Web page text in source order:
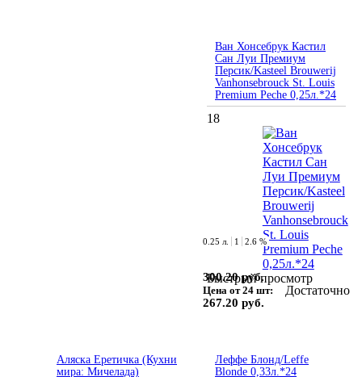
Ван Хонсебрук Кастил
Сан Луи Премиум
Персик/Kasteel Brouwerij
Vanhonsebrouck St. Louis
Premium Peche 0,25л.*24
18
Быстрый просмотр
0.25 л. 1 2.6 %
300.20 руб.
Цена от 24 шт:
267.20 руб.
Достаточно
Аляска Еретичка (Кухни
мира: Мичелада)
Леффе Блонд/Leffe
Blonde 0,33л.*24